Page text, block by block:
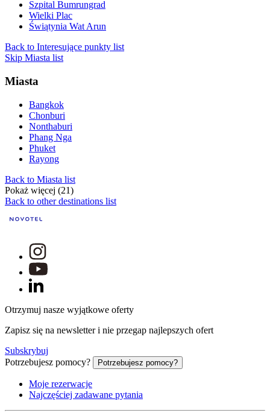
Szpital Bumrungrad
Wielki Plac
Świątynia Wat Arun
Back to Interesujące punkty list
Skip Miasta list
Miasta
Bangkok
Chonburi
Nonthaburi
Phang Nga
Phuket
Rayong
Back to Miasta list
Pokaż więcej (21)
Back to other destinations list
Otrzymuj nasze wyjątkowe oferty
Zapisz się na newsletter i nie przegap najlepszych ofert
Subskrybuj
Potrzebujesz pomocy?
Potrzebujesz pomocy?
Moje rezerwacje
Najczęściej zadawane pytania